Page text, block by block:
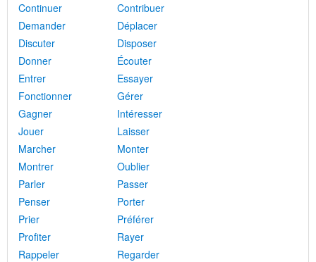
Continuer
Contribuer
Demander
Déplacer
Discuter
Disposer
Donner
Écouter
Entrer
Essayer
Fonctionner
Gérer
Gagner
Intéresser
Jouer
Laisser
Marcher
Monter
Montrer
Oublier
Parler
Passer
Penser
Porter
Prier
Préférer
Profiter
Rayer
Rappeler
Regarder